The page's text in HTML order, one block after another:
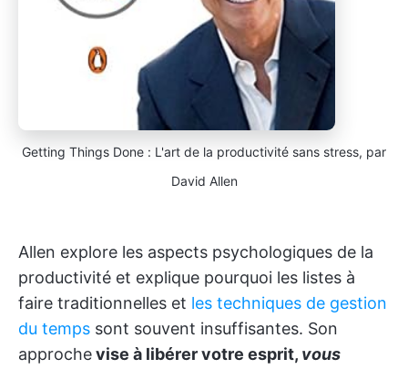
Getting Things Done : L'art de la productivité sans stress, par
David Allen
Allen explore les aspects psychologiques de la
productivité et explique pourquoi les listes à
faire traditionnelles et les techniques de gestion
du temps sont souvent insuffisantes. Son
approchevise à libérer votre esprit, vous